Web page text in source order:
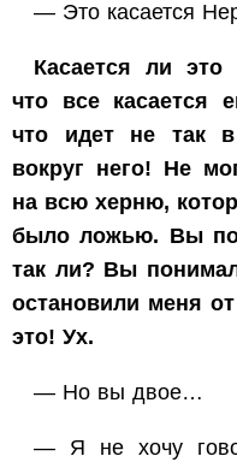
— Это касается
Касается ли это
что все касается
что идет не так
вокруг него! Не
на всю херню,
было ложью. Вы
так ли? Вы
остановили меня
это! Ух.
— Но вы двое…
— Я не хочу